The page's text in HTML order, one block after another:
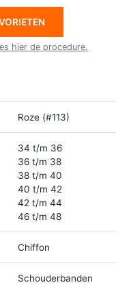
hier de procedure.
Roze (#113)
34 t/m 36
36 t/m 38
38 t/m 40
40 t/m 42
42 t/m 44
46 t/m 48
Chiffon
Schouderbanden